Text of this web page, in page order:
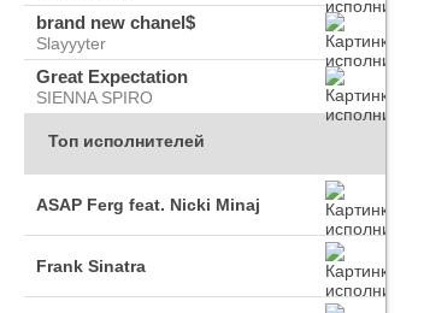
brand new chanel$
Slayyyter
Great Expectation
SIENNA SPIRO
Топ исполнителей
ASAP Ferg feat. Nicki Minaj
Frank Sinatra